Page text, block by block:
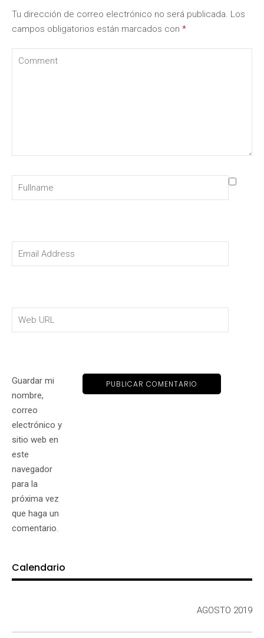
Tu dirección de correo electrónico no será publicada. Los
campos obligatorios están marcados con *
Guardar mi
nombre,
correo
electrónico y
sitio web en
este
navegador
para la
próxima vez
que haga un
comentario.
Calendario
AGOSTO 2019